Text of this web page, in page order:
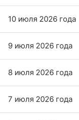
10 июля 2026 года
9 июля 2026 года
8 июля 2026 года
7 июля 2026 года